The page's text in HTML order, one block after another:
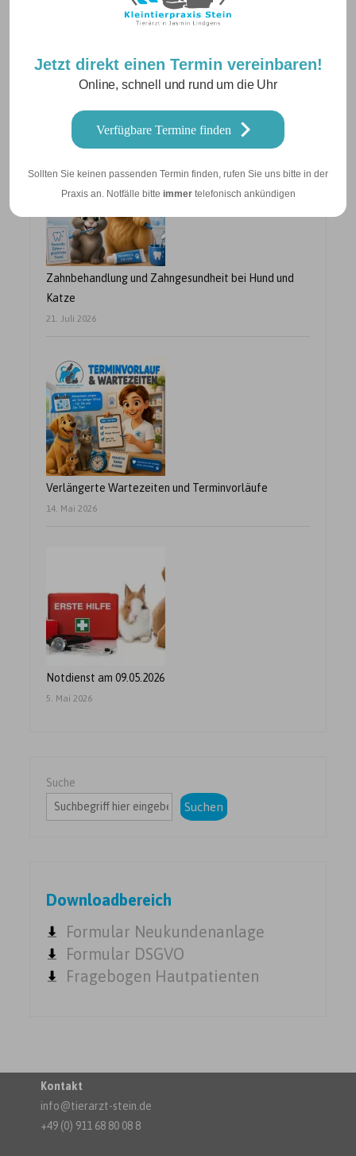
Jetzt direkt einen Termin vereinbaren!
Online, schnell und rund um die Uhr
Verfügbare Termine finden
Sollten Sie keinen passenden Termin finden, rufen Sie uns bitte in der
Praxis an. Notfälle bitte immertelefonisch ankündigen
Betriebsurlaub vom 10.08. – 21.08.2026
24. Juli 2026
Zahnbehandlung und Zahngesundheit bei Hund und
Katze
21. Juli 2026
Verlängerte Wartezeiten und Terminvorläufe
14. Mai 2026
Notdienst am 09.05.2026
5. Mai 2026
Suche
Suchen
Downloadbereich
Formular Neukundenanlage
Formular DSGVO
Fragebogen Hautpatienten
Kontakt
info@tierarzt-stein.de
+49 (0) 911 68 80 08 8